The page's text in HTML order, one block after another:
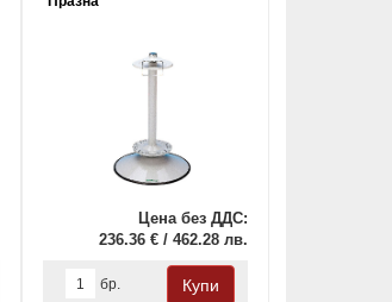
Цена без ДДС:
236.36 € / 462.28 лв.
бр.